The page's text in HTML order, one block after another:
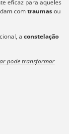
eficaz para aqueles
comtraumasou
a constelação
pode transformar